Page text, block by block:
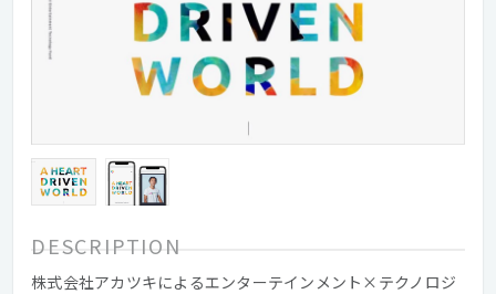
DESCRIPTION
株式会社アカツキによるエンターテインメント×テクノロジ